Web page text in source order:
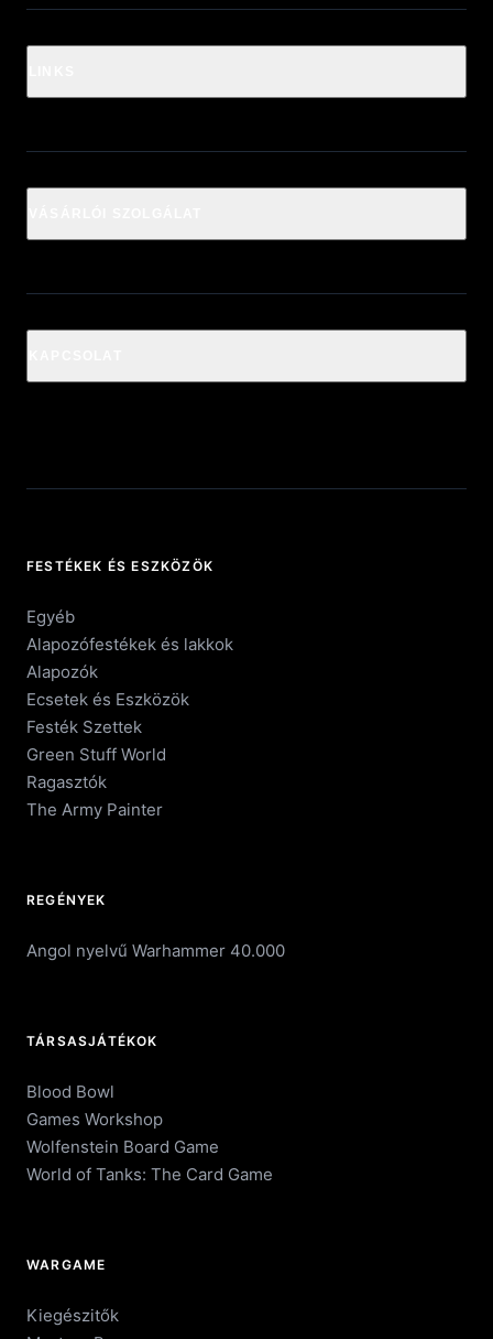
FESTÉKEK ÉS ESZKÖZÖK
Egyéb
Alapozófestékek és lakkok
Alapozók
Ecsetek és Eszközök
Festék Szettek
Green Stuff World
Ragasztók
The Army Painter
REGÉNYEK
Angol nyelvű Warhammer 40.000
TÁRSASJÁTÉKOK
Blood Bowl
Games Workshop
Wolfenstein Board Game
World of Tanks: The Card Game
WARGAME
Kiegészitők